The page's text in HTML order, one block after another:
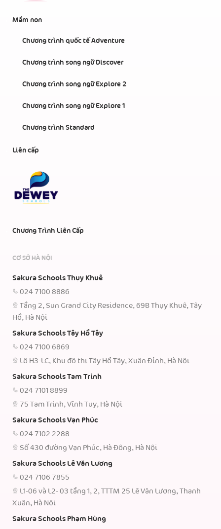
Mầm non
Chương trình quốc tế Adventure
Chương trình song ngữ Discover
Chương trình song ngữ Explore 2
Chương trình song ngữ Explore 1
Chương trình Standard
Liên cấp
Chương Trình Liên Cấp
CƠ SỞ HÀ NỘI
Sakura Schools Thụy Khuê
024 7100 8886
Tầng 2, Sun Grand City Residence, 69B Thụy Khuê, Tây
Hồ, Hà Nội
Sakura Schools Tây Hồ Tây
024 7100 6869
Lô H3-LC, Khu đô thị Tây Hồ Tây, Xuân Đỉnh, Hà Nội
Sakura Schools Tam Trinh
024 7101 8899
75 Tam Trinh, Vĩnh Tuy, Hà Nội
Sakura Schools Vạn Phúc
024 7102 2288
Số 430 đường Vạn Phúc, Hà Đông, Hà Nội
Sakura Schools Lê Văn Lương
024 7106 7855
L1-06 và L2- 03 tầng 1, 2, TTTM 25 Lê Văn Lương, Thanh
Xuân, Hà Nội
Sakura Schools Phạm Hùng